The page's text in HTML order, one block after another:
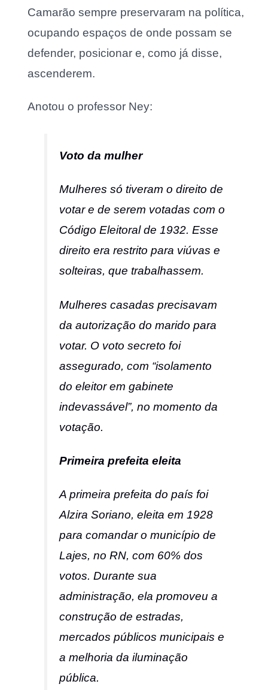
Camarão sempre preservaram na política,
ocupando espaços de onde possam se
defender, posicionar e, como já disse,
ascenderem.
Anotou o professor Ney:
Voto da mulher
Mulheres só tiveram o direito de
votar e de serem votadas com o
Código Eleitoral de 1932. Esse
direito era restrito para viúvas e
solteiras, que trabalhassem.
Mulheres casadas precisavam
da autorização do marido para
votar. O voto secreto foi
assegurado, com “isolamento
do eleitor em gabinete
indevassável”, no momento da
votação.
Primeira prefeita eleita
A primeira prefeita do país foi
Alzira Soriano, eleita em 1928
para comandar o município de
Lajes, no RN, com 60% dos
votos. Durante sua
administração, ela promoveu a
construção de estradas,
mercados públicos municipais e
a melhoria da iluminação
pública.